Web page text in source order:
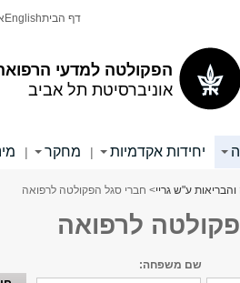
הפקולטה למדעי
אוניברסיטת תל אביב
דף הביתEnglish
יחידות אקדמיות | מחקר |
ע"ש גריי> חברי סגל הפקולטה לרפואה
לרפואה
שם משפחה: